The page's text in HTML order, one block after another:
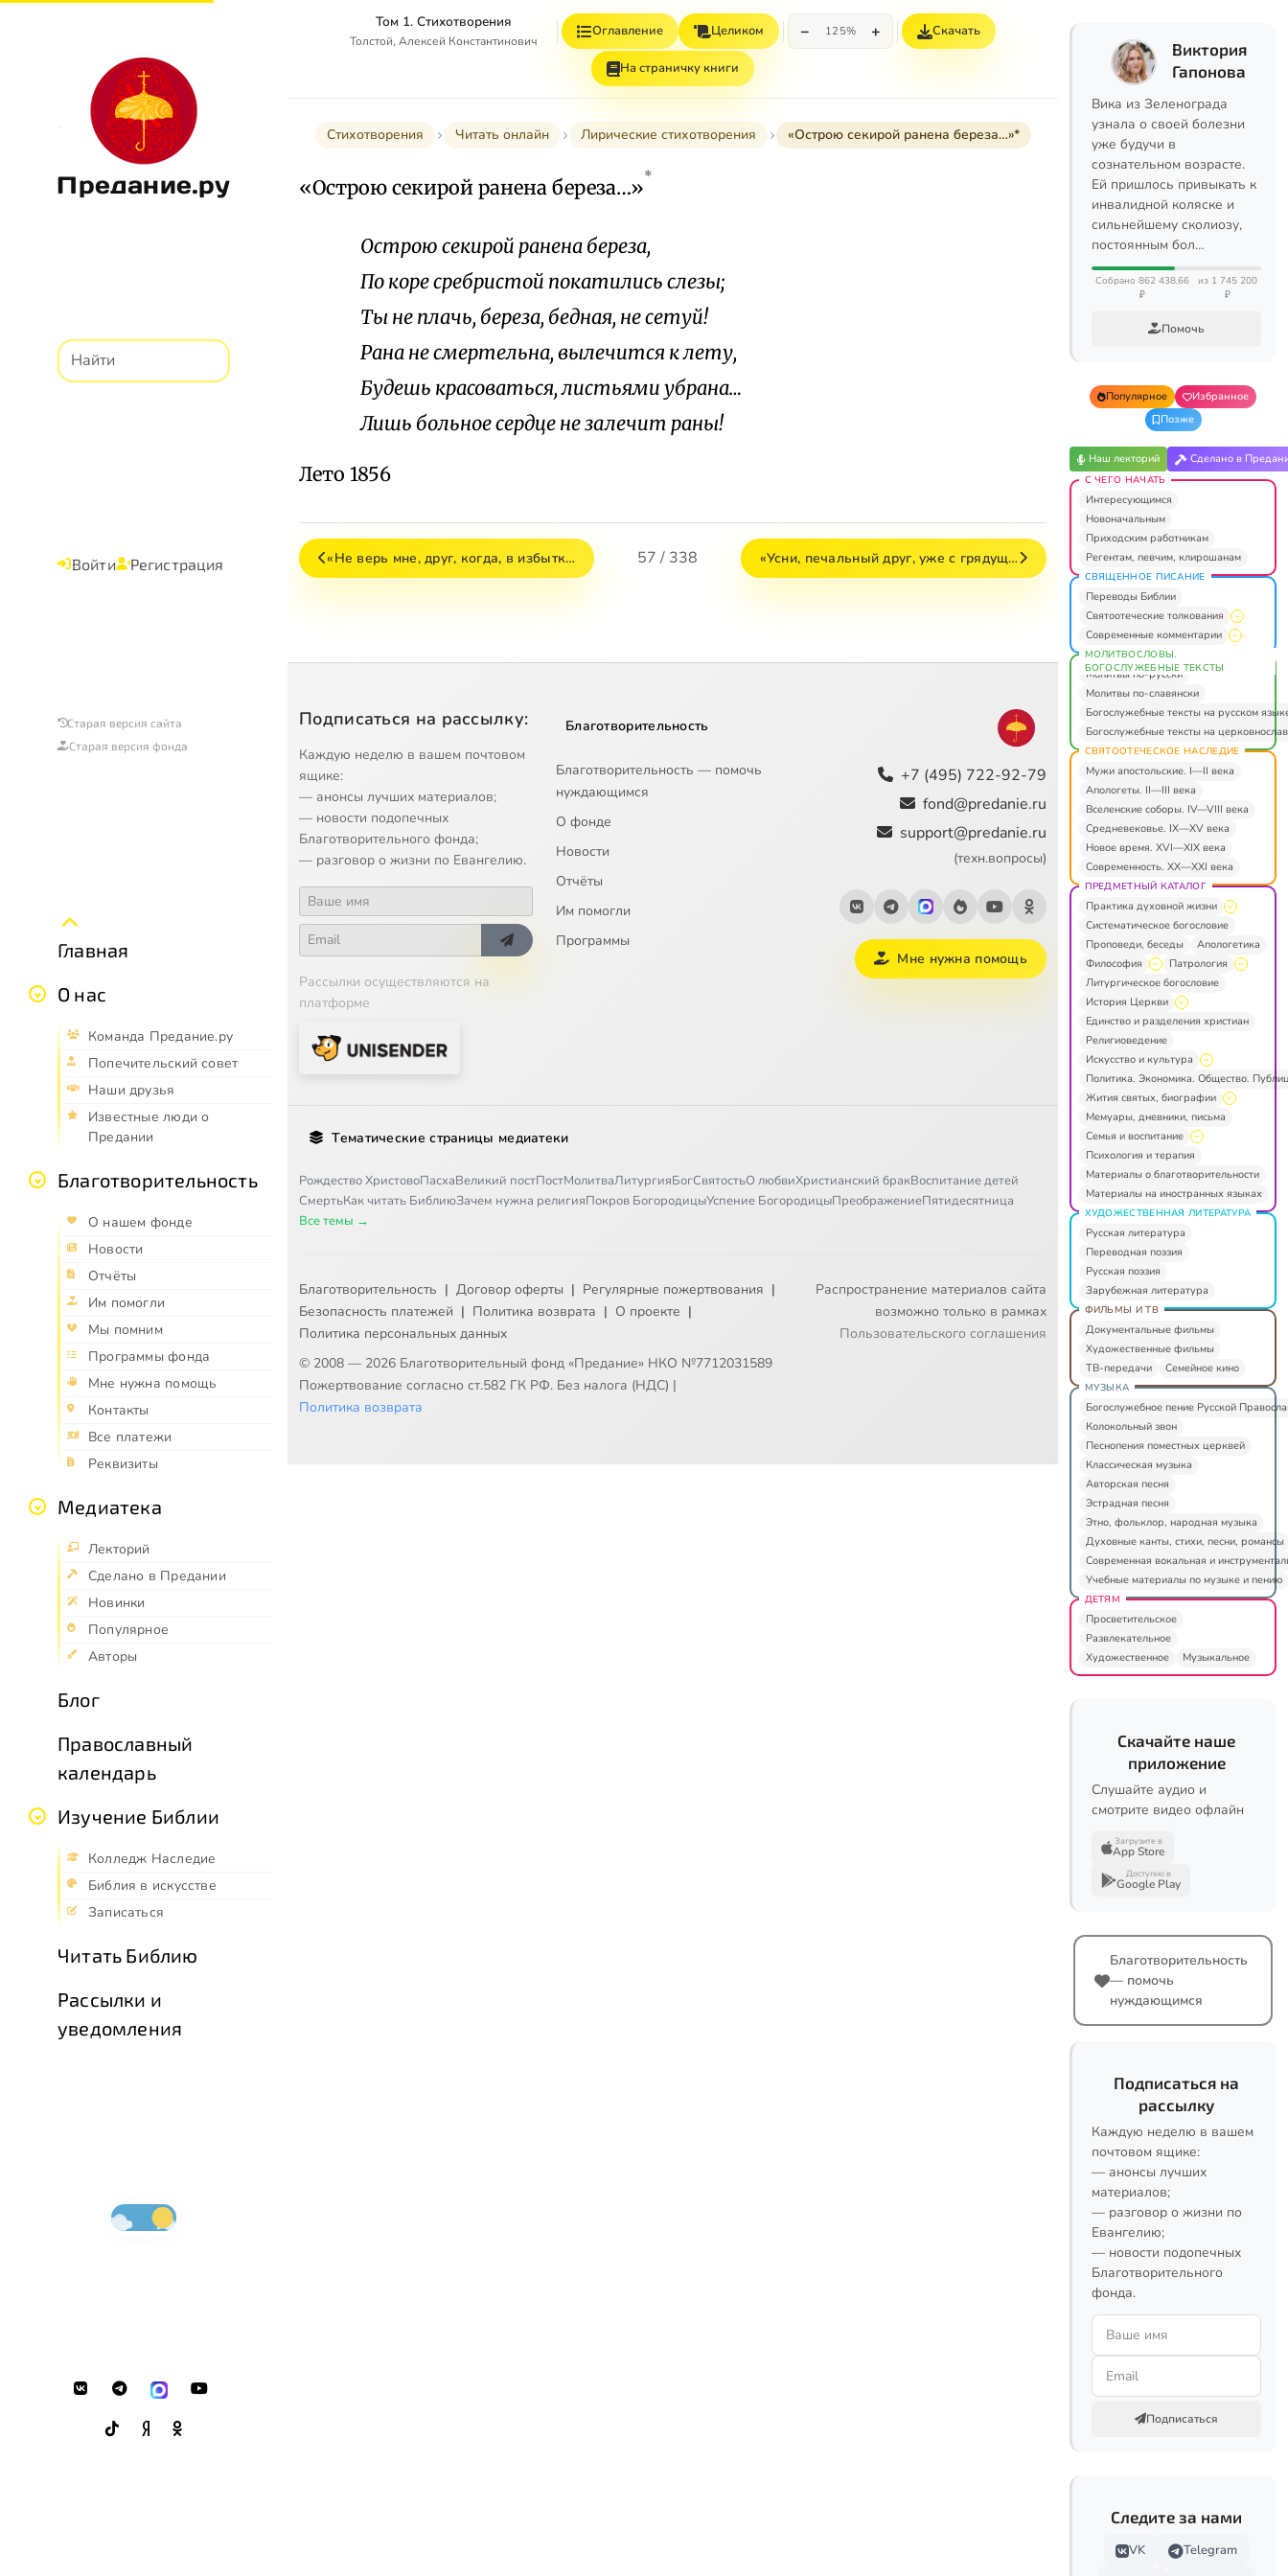
Предание.ру
Войти Регистрация
Старая версия сайта
Старая версия фонда
Главная
О нас
Команда Предание.ру
Попечительский совет
Наши друзья
Известные люди о
Предании
Благотворительность
О нашем фонде
Новости
Отчёты
Им помогли
Мы помним
Программы фонда
Мне нужна помощь
Контакты
Все платежи
Реквизиты
Медиатека
Лекторий
Сделано в Предании
Новинки
Популярное
Авторы
Блог
Православный
календарь
Изучение Библии
Колледж Наследие
Библия в искусстве
Записаться
Читать Библию
Рассылки и
уведомления
Том 1. Стихотворения
Толстой, Алексей Константинович
Оглавление Целиком − 125% + Скачать
На страничку книги
Стихотворения Читать онлайн Лирические стихотворения «Острою секирой ранена береза…»*
«Острою секирой ранена береза…»*
Острою секирой ранена береза,
По коре сребристой покатились слезы;
Ты не плачь, береза, бедная, не сетуй!
Рана не смертельна, вылечится к лету,
Будешь красоваться, листьями убрана…
Лишь больное сердце не залечит раны!
Лето 1856
«Не верь мне, друг, когда, в избытк… 57 / 338 «Усни, печальный друг, уже с грядущ…
Подписаться на рассылку:
Каждую неделю в вашем почтовом
ящике:
— анонсы лучших материалов;
— новости подопечных
Благотворительного фонда;
— разговор о жизни по Евангелию.
Рассылки осуществляются на
платформе
Благотворительность
Благотворительность — помочь
нуждающимся
О фонде
Новости
Отчёты
Им помогли
Программы
+7 (495) 722-92-79
fond@predanie.ru
support@predanie.ru
(техн.вопросы)
Мне нужна помощь
Тематические страницы медиатеки
Рождество ХристовоПасхаВеликий постПостМолитваЛитургияБогСвятостьО любвиХристианский бракВоспитание детей
СмертьКак читать БиблиюЗачем нужна религияПокров БогородицыУспение БогородицыПреображениеПятидесятница
Все темы →
Благотворительность | Договор оферты | Регулярные пожертвования |
Безопасность платежей | Политика возврата | О проекте |
Политика персональных данных
© 2008 — 2026 Благотворительный фонд «Предание» НКО №7712031589
Пожертвование согласно ст.582 ГК РФ. Без налога (НДС) |
Политика возврата
Распространение материалов сайта
возможно только в рамках
Пользовательского соглашения
Виктория
Гапонова
Вика из Зеленограда
узнала о своей болезни
уже будучи в
сознательном возрасте.
Ей пришлось привыкать к
инвалидной коляске и
сильнейшему сколиозу,
постоянным бол…
Собрано 862 438,66
₽
из 1 745 200
₽
Помочь
Популярное
Избранное
Позже
Наш лекторий Сделано в
С ЧЕГО НАЧАТЬ
Интересующимся
Новоначальным
Приходским работникам
Регентам, певчим, клирошанам
СВЯЩЕННОЕ ПИСАНИЕ
Переводы Библии
Святоотеческие толкования
Современные комментарии
МОЛИТВОСЛОВЫ.
БОГОСЛУЖЕБНЫЕ ТЕКСТЫ
Молитвы по-русски
Молитвы по-славянски
Богослужебные тексты на русском
Богослужебные тексты на
СВЯТООТЕЧЕСКОЕ НАСЛЕДИЕ
Мужи апостольские. I—II века
Апологеты. II—III века
Вселенские соборы. IV—VIII века
Средневековье. IX—XV века
Новое время. XVI—XIX века
Современность. XX—XXI века
ПРЕДМЕТНЫЙ КАТАЛОГ
Практика духовной жизни
Систематическое богословие
Проповеди, беседы
Апологетика
Философия
Патрология
Литургическое богословие
История Церкви
Единство и разделения христиан
Религиоведение
Искусство и культура
Политика. Экономика. Общество.
Жития святых, биографии
Мемуары, дневники, письма
Семья и воспитание
Психология и терапия
Материалы о благотворительности
Материалы на иностранных языках
ХУДОЖЕСТВЕННАЯ ЛИТЕРАТУРА
Русская литература
Переводная поэзия
Русская поэзия
Зарубежная литература
ФИЛЬМЫ И ТВ
Документальные фильмы
Художественные фильмы
ТВ-передачи
Семейное кино
МУЗЫКА
Богослужебное пение Русской
Колокольный звон
Песнопения поместных церквей
Классическая музыка
Авторская песня
Эстрадная песня
Этно, фольклор, народная музыка
Духовные канты, стихи, песни, романсы
Современная вокальная и
Учебные материалы по музыке и пению
ДЕТЯМ
Просветительское
Развлекательное
Художественное
Музыкальное
Скачайте наше
приложение
Слушайте аудио и
смотрите видео офлайн
Загрузите в
App Store
Доступно в
Google Play
Благотворительность
— помочь
нуждающимся
Подписаться на
рассылку
Каждую неделю в вашем
почтовом ящике:
— анонсы лучших
материалов;
— разговор о жизни по
Евангелию;
— новости подопечных
Благотворительного
фонда.
Подписаться
Следите за нами
VK
Telegram